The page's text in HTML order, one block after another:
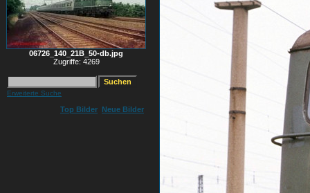
06726_140_21B_50-db.jpg
Zugriffe: 4269
Erweiterte Suche
Top Bilder Neue Bilder